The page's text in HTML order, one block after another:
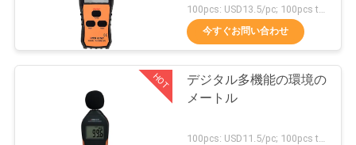
に
自動及ぶディジタ
今すぐお問い合わせ
HOT
デジタル多機能の環境の
メートル